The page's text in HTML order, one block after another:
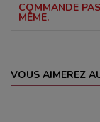
COMMANDE
MÊME.
VOUS AIMEREZ